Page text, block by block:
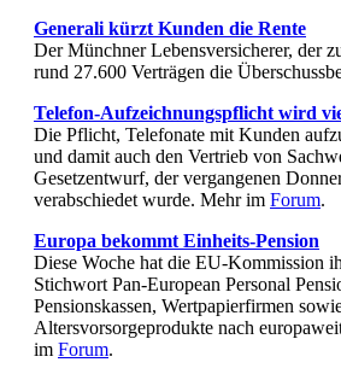
Generali kürzt Kunden die Rente
Der Münchner Lebensversicherer, der
rund 27.600 Verträgen die
Telefon-Aufzeichnungspflicht wird
Die Pflicht, Telefonate mit Kunden
und damit auch den Vertrieb von
Gesetzentwurf, der vergangenen
verabschiedet wurde. Mehr im Forum.
Europa bekommt Einheits-Pension
Diese Woche hat die EU-Kommission
Stichwort Pan-European Personal
Pensionskassen, Wertpapierfirmen
Altersvorsorgeprodukte nach
im Forum.